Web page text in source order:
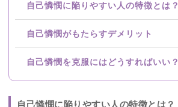
自己憐憫に陥りやすい人の特徴とは？
自己憐憫がもたらすデメリット
自己憐憫を克服にはどうすればいい？
自己憐憫に陥りやすい人の特徴とは？